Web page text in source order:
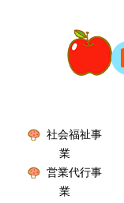
社会福祉事
業
営業代行事
業